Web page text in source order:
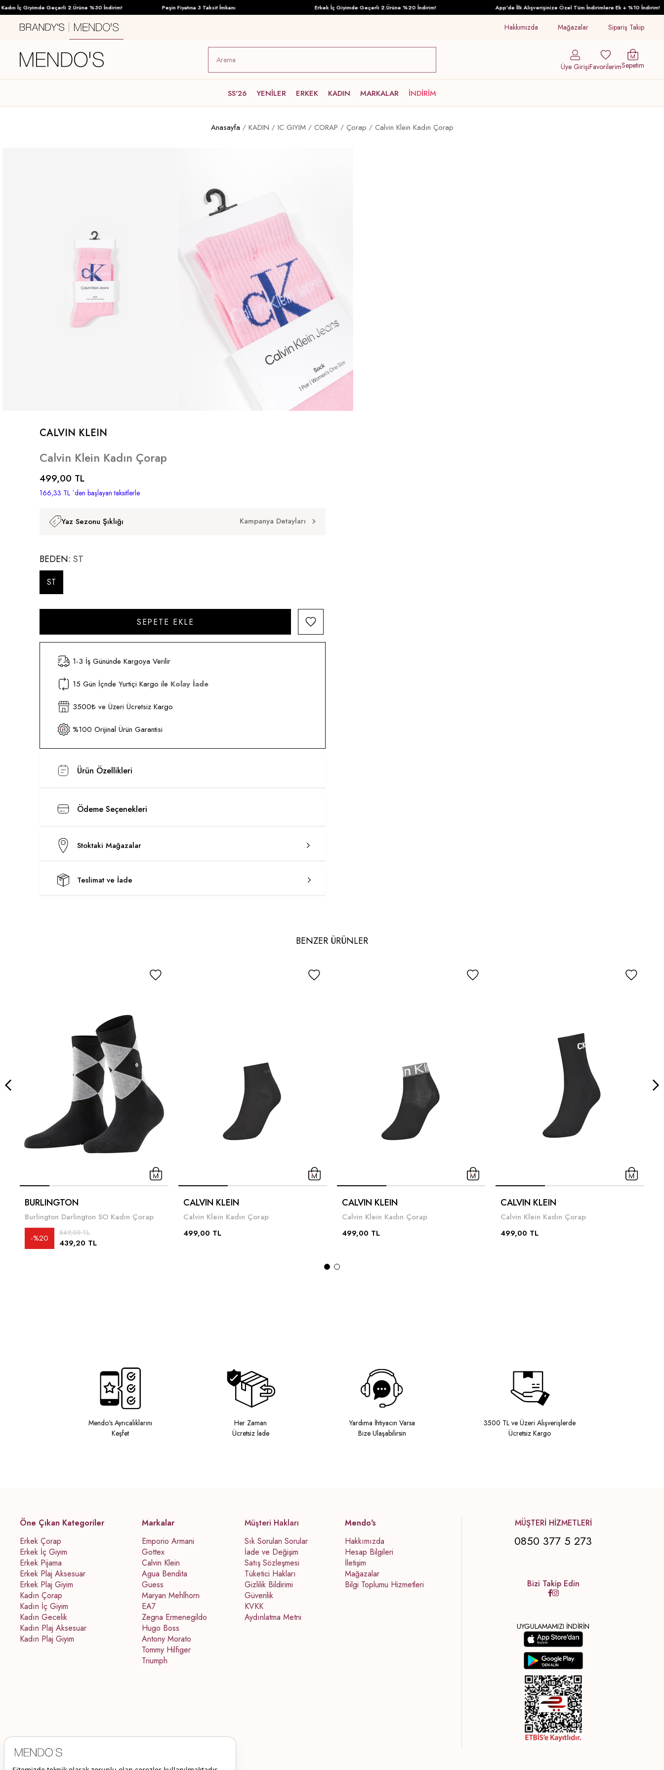
İç Giyimde Geçerli 2.Ürüne %30 İndirim! Peşin Fiyatına 3 Taksit İmkanı Erkek İç Giyimde Geçerli 2.Ürüne %20 İndirim! App'de İlk Alışverişinize Özel Tüm İndirimlere Ek + %10 İndirim!
Hakkımızda Mağazalar Sipariş Takip
Üye GirişiFavorilerimSepetim
SS'26 YENİLER ERKEK KADIN MARKALAR İNDİRİM
Anasayfa KADIN IC GIYIM CORAP Çorap Calvin Klein Kadın Çorap
CALVIN KLEIN
Calvin Klein Kadın Çorap
499,00 TL
166,33 TL `den başlayan taksitlerle
Yaz Sezonu Şıklığı Kampanya Detayları
BEDEN ST
ST
1-3 İş Gününde Kargoya Verilir
15 Gün İçnde Yurtiçi Kargo ile Kolay İade
3500₺ ve Üzeri Ücretsiz Kargo
%100 Orijinal Ürün Garantisi
Ürün Özellikleri
Ödeme Seçenekleri
Stoktaki Mağazalar
Teslimat ve İade
BENZER ÜRÜNLER
BURLINGTON
Burlington Darlington SO Kadın Çorap
439,20 TL
549,00 TL
%20
CALVIN KLEIN
Calvin Klein Kadın Çorap
499,00 TL
CALVIN KLEIN
Calvin Klein Kadın Çorap
499,00 TL
CALVIN KLEIN
Calvin Klein Kadın Çorap
499,00 TL
Mendo's Ayrıcalıklarını
Keşfet
Her Zaman
Ücretsiz İade
Yardıma İhtiyacın Varsa
Bize Ulaşabilirsin
3500 TL ve Üzeri Alışverişlerde
Ücretsiz Kargo
Öne Çıkan Kategoriler
Erkek Çorap
Erkek İç Giyim
Erkek Pijama
Erkek Plaj Aksesuar
Erkek Plaj Giyim
Kadın Çorap
Kadın İç Giyim
Kadın Gecelik
Kadın Plaj Aksesuar
Kadın Plaj Giyim
Markalar
Emporio Armani
Gottex
Calvin Klein
Agua Bendita
Guess
Maryan Mehlhorn
EA7
Zegna Ermenegildo
Hugo Boss
Antony Morato
Tommy Hilfiger
Triumph
Müşteri Hakları
Sık Sorulan Sorular
İade ve Değişim
Satış Sözleşmesi
Tüketici Hakları
Gizlilik Bildirimi
Güvenlik
KVKK
Aydınlatma Metni
Mendo's
Hakkımızda
Hesap Bilgileri
İletişim
Mağazalar
Bilgi Toplumu Hizmetleri
MÜŞTERİ HİZMETLERİ
0850 377 5 273
Bizi Takip Edin
UYGULAMAMIZI İNDİRİN